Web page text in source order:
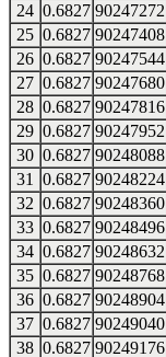
24 0.6827 90247272
25 0.6827 90247408
26 0.6827 90247544
27 0.6827 90247680
28 0.6827 90247816
29 0.6827 90247952
30 0.6827 90248088
31
0.6827 90248224
32 0.6827 90248360
33 0.6827 90248496
34 0.6827 90248632
35 0.6827 90248768
36 0.6827 90248904
37 0.6827 90249040
38 0.6827 90249176